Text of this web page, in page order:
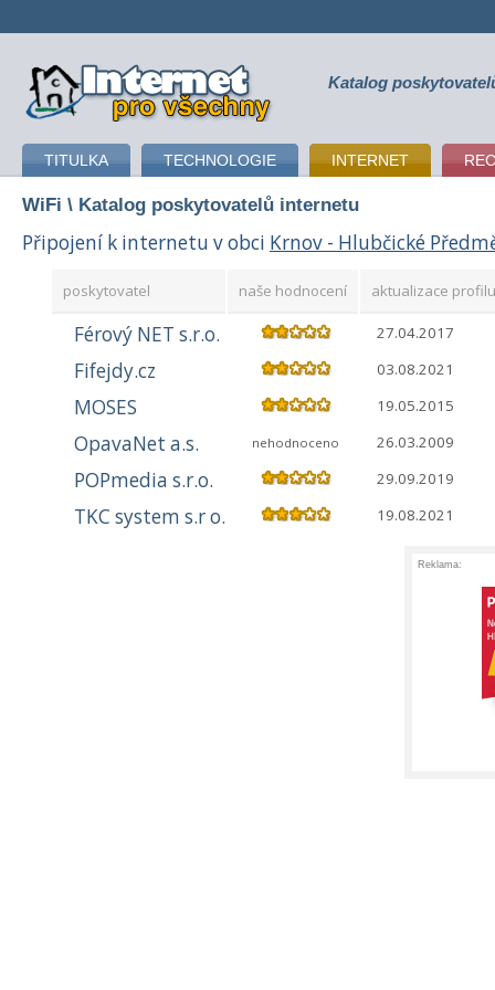
připojení k internetu Katalog
TITULKA TECHNOLOGIE INTERNET
WiFi \ Katalog poskytovatelů internetu
Připojení k internetu v obci Krnov - Hlubčické
poskytovatel naše hodnocení aktualizace profilu
Férový NET s.r.o. 27.04.2017
Fifejdy.cz 03.08.2021
MOSES 19.05.2015
OpavaNet a.s. nehodnoceno 26.03.2009
POPmedia s.r.o. 29.09.2019
TKC system s.r o. 19.08.2021
Reklama: